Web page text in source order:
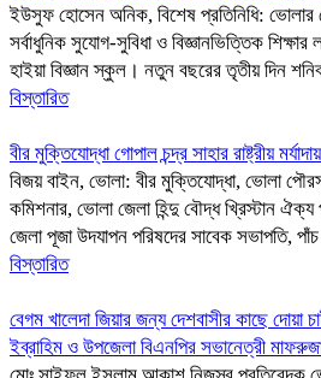
ইউসুফ হোসেন অনিক, বিশেষ প্রতিনিধি: ভোলার
সর্বাধুনিক সুযোগ-সুবিধা ও বিজ্ঞানভিত্তিক
হাইয়া বিজ্ঞান স্কুল। নতুন বছরের তৃতীয় দিন
বিস্তারিত
বীর মুক্তিযোদ্ধা গোপাল চন্দ্র সাহার রাষ্ট্রীয়
বিজয় বাইন, ভোলা: বীর মুক্তিযোদ্ধা, ভোলা
কমিশনার, ভোলা জেলা হিন্দু বৌদ্ধ খ্রিস্টান ঐক্য
জেলা পূজা উদযাপন পরিষদের সাবেক সভাপতি,
বিস্তারিত
বেগম খালেদা জিয়ার জন্য দেশবাসীর কাছে দোয়া
ইব্রাহিম ও উপজেলা বিএনপির সভানেত্রী